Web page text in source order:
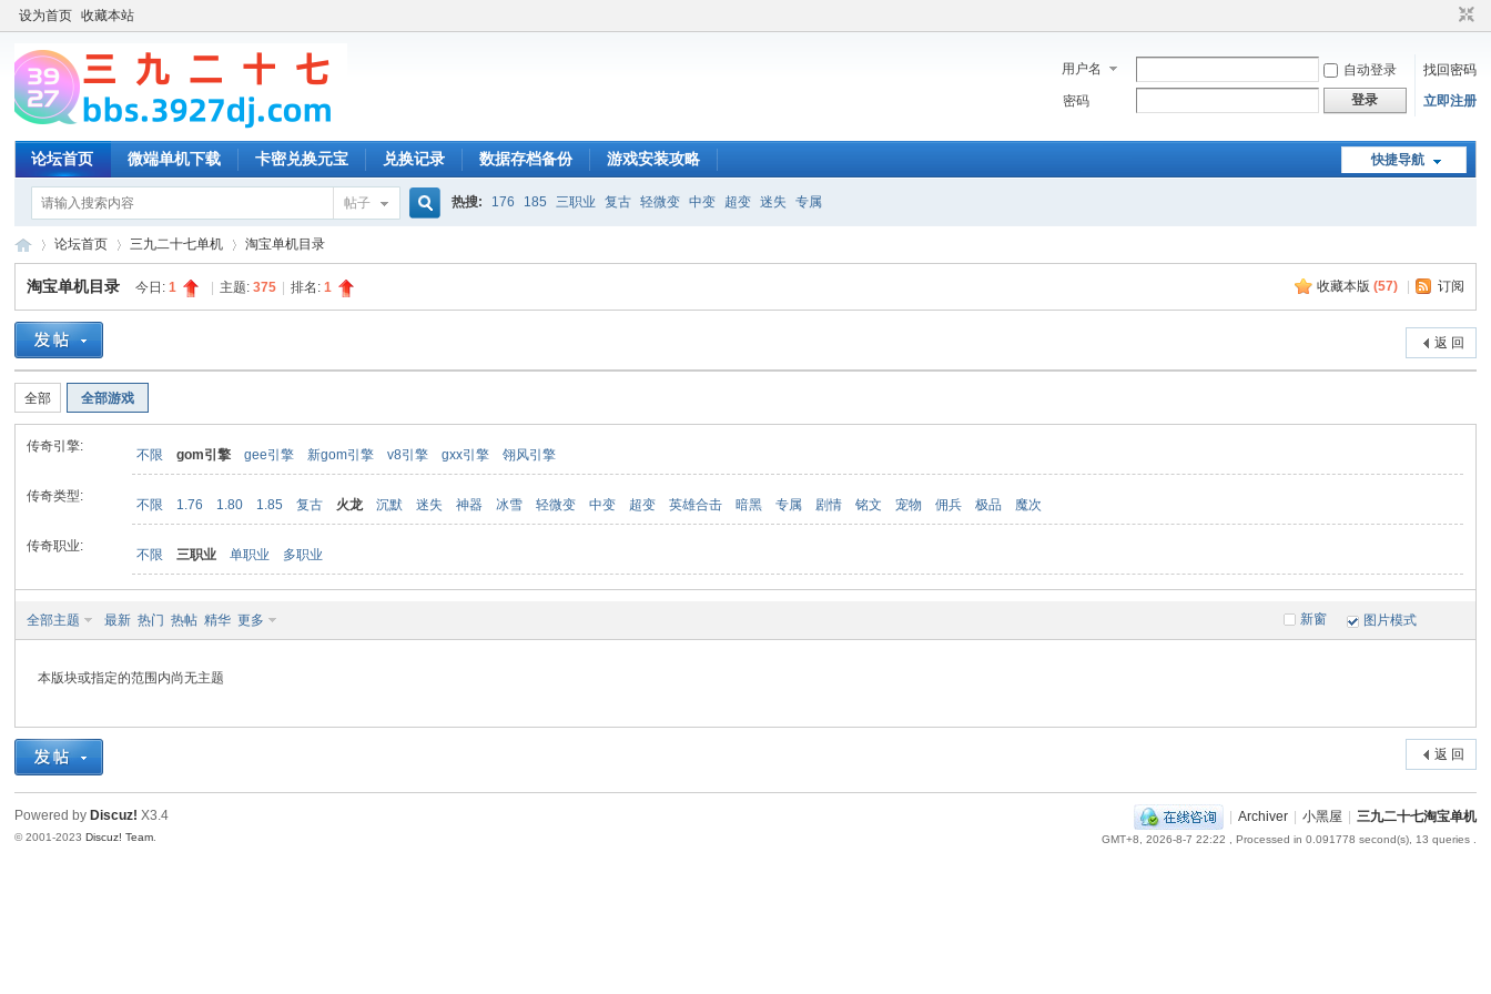
设为首页 收藏本站
用户名 自动登录
找回密码
密码
登录 立即注册
快捷导航
论坛首页 微端单机下载 卡密兑换元宝 兑换记录 数据存档备份 游戏安装攻略
帖子 热搜: 176 185 三职业 复古 轻微变 中变 超变 迷失 专属
»
论坛首页 三九二十七单机 淘宝单机目录
收藏本版 (57) 订阅
淘宝单机目录 今日:1 主题:375 排名:1
返 回
全部 全部游戏
传奇引擎:
不限 gom引擎 gee引擎 新gom引擎 v8引擎 gxx引擎 翎风引擎
传奇类型:
不限 1.76 1.80 1.85 复古 火龙 沉默 迷失 神器 冰雪 轻微变 中变 超变 英雄合击 暗黑 专属 剧情 铭文 宠物 佣兵 极品 魔次
传奇职业:
不限 三职业 单职业 多职业
新窗
全部主题 最新 热门 热帖 精华 更多 图片模式
本版块或指定的范围内尚无主题
返 回
| Archiver | 小黑屋 | 三九二十七淘宝单机
GMT+8, 2026-8-7 22:22 , Processed in 0.091778 second(s), 13 queries .
Powered by Discuz! X3.4
© 2001-2023Discuz! Team